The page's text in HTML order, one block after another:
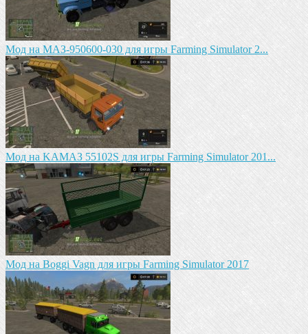
Mод на МАЗ-950600-030 для игры Farming Simulator 2...
Mод на KAМАЗ 55102S для игры Farming Simulator 201...
Мод на Boggi Vagn для игры Farming Simulator 2017